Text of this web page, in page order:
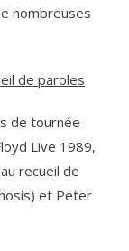
nombreuses
de paroles
de tournée
Live 1989,
recueil de
et Peter